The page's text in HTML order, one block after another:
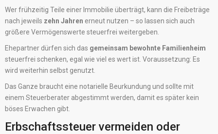
Wer frühzeitig Teile einer Immobilie überträgt, kann die Freibeträge
nach jeweils zehn Jahren erneut nutzen – so lassen sich auch
größere Vermögenswerte steuerfrei weitergeben.
Ehepartner dürfen sich das gemeinsam bewohnte Familienheim
steuerfrei schenken, egal wie viel es wert ist. Voraussetzung: Es
wird weiterhin selbst genutzt.
Das Ganze braucht eine notarielle Beurkundung und sollte mit
einem Steuerberater abgestimmt werden, damit es später kein
böses Erwachen gibt.
Erbschaftssteuer vermeiden oder